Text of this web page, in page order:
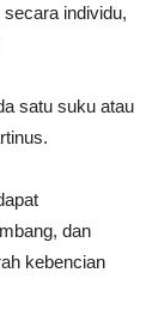
individu,
satu suku atau
dan
kebencian